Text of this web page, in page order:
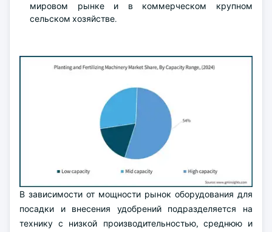
мировом рынке и в коммерческом крупном
сельском хозяйстве.
В зависимости от мощности рынок оборудования для
посадки и внесения удобрений подразделяется на
технику с низкой производительностью, среднюю и